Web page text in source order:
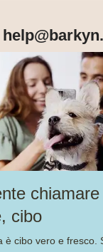
cibo
è cibo vero e fresco.